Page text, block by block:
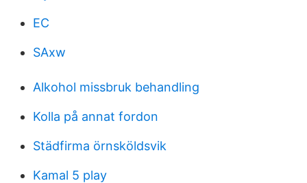
EC
SAxw
Alkohol missbruk behandling
Kolla på annat fordon
Städfirma örnsköldsvik
Kamal 5 play